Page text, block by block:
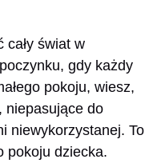
cały świat w
gdy każdy
pokoju, wiesz,
niepasujące do
niewykorzystanej. To
pokoju dziecka.